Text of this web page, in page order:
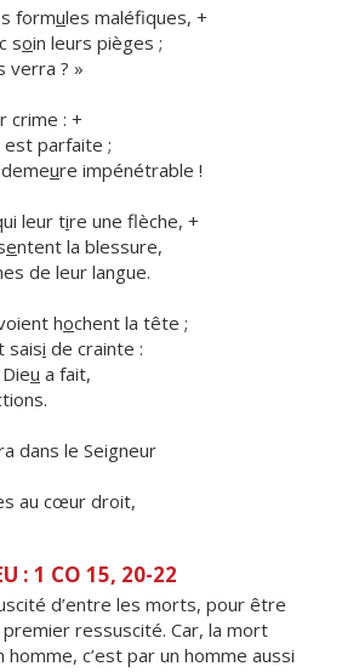
formules maléfiques, +
soin leurs pièges ;
verra ? »
crime : +
est parfaite ;
ure impénétrable !
leur tire une flèche, +
entent la blessure,
de leur langue.
hochent la tête ;
saisi de crainte :
u a fait,
dans le Seigneur
au cœur droit,
: 1 CO 15, 20-22
d’entre les morts, pour être
ressuscité. Car, la mort
c’est par un homme aussi